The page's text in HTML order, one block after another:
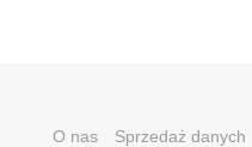
O nas Sprzedaż danych